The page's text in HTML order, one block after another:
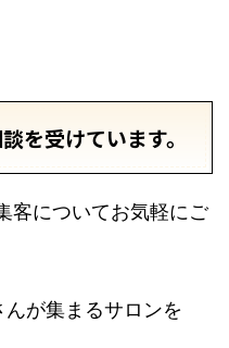
を受けています。
客についてお気軽にご
が集まるサロンを